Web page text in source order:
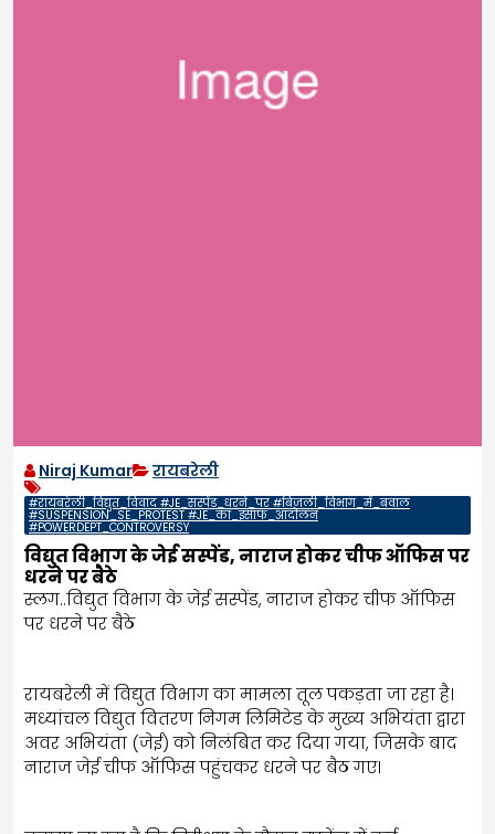
Niraj Kumar रायबरेली
#रायबरेली_विद्युत_विवाद #JE_सस्पेंड_धरने_पर #बिजली_विभाग_में_बवाल
#SUSPENSION_SE_PROTEST #JE_का_इंसाफ_आंदोलन
#POWERDEPT_CONTROVERSY
विद्युत विभाग के जेई सस्पेंड, नाराज होकर चीफ ऑफिस पर
धरने पर बैठे
स्लग..विद्युत विभाग के जेई सस्पेंड, नाराज होकर चीफ ऑफिस
पर धरने पर बैठे
रायबरेली में विद्युत विभाग का मामला तूल पकड़ता जा रहा है।
मध्यांचल विद्युत वितरण निगम लिमिटेड के मुख्य अभियंता द्वारा
अवर अभियंता (जेई) को निलंबित कर दिया गया, जिसके बाद
नाराज जेई चीफ ऑफिस पहुंचकर धरने पर बैठ गए।